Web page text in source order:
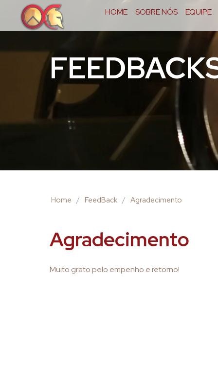
HOME SOBRE NÓS EQUIPE
Home / FeedBack / Agradecimento
Agradecimento
Muito grato pelo empenho e retorno!